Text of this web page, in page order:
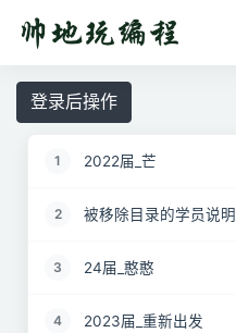
登录后操作
1 2022届_芒
2 被移除目录的学员说明
3 24届_憨憨
4 2023届_重新出发